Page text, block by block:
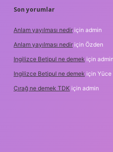
Son yorumlar
Anlam yayılması nedir için admin
Anlam yayılması nedir için Özden
Ingilizce Betipul ne demek için admin
Ingilizce Betipul ne demek için Yüce
Çırağ ne demek TDK için admin